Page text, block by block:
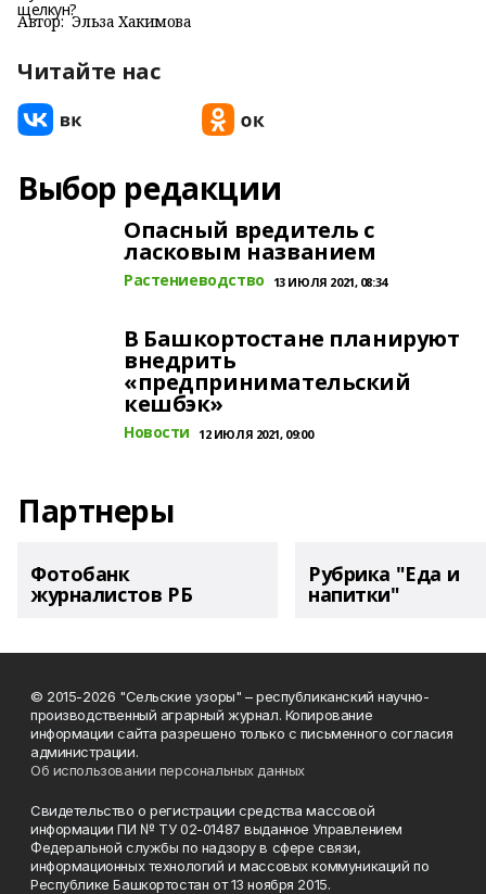
Автор: Эльза Хакимова
Читайте нас
Выбор редакции
Опасный вредитель с
ласковым названием
Растениеводство 13 ИЮЛЯ 2021, 08:34
В Башкортостане планируют
внедрить
«предпринимательский
кешбэк»
Новости 12 ИЮЛЯ 2021, 09:00
Партнеры
Фотобанк
журналистов РБ
Рубрика "Еда и
напитки"
© 2015-2026 "Сельские узоры" – республиканский научно-
производственный аграрный журнал. Копирование
информации сайта разрешено только с письменного согласия
администрации.
Об использовании персональных данных
Свидетельство о регистрации средства массовой
информации ПИ № ТУ 02-01487 выданное Управлением
Федеральной службы по надзору в сфере связи,
информационных технологий и массовых коммуникаций по
Республике Башкортостан от 13 ноября 2015.